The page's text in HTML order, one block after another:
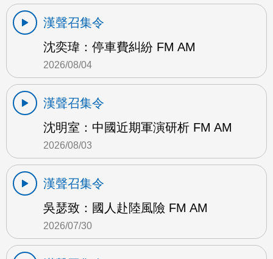
漢聲召集令
沈奕瑋：停車費糾紛 FM AM
2026/08/04
漢聲召集令
沈明室：中國近期軍演研析 FM AM
2026/08/03
漢聲召集令
吳瑟致：國人赴陸風險 FM AM
2026/07/30